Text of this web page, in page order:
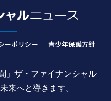
ーポリシー 青少年保護方針
」ザ・ファイナンシャル
来へと導きます。